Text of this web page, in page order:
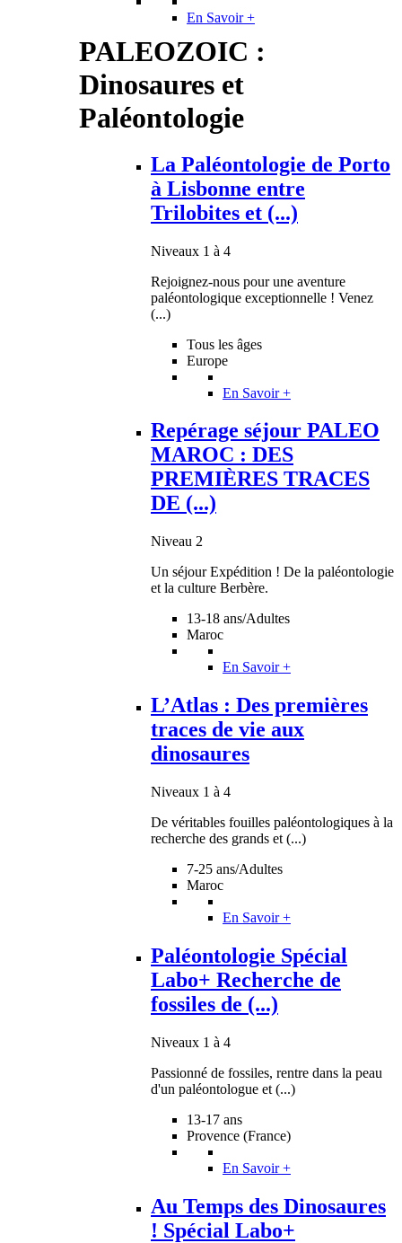
En Savoir +
PALEOZOIC :
Dinosaures et
Paléontologie
La Paléontologie de Porto
à Lisbonne entre
Trilobites et (...)
Niveaux 1 à 4
Rejoignez-nous pour une aventure
paléontologique exceptionnelle ! Venez
(...)
Tous les âges
Europe
En Savoir +
Repérage séjour PALEO
MAROC : DES
PREMIÈRES TRACES
DE (...)
Niveau 2
Un séjour Expédition ! De la paléontologie
et la culture Berbère.
13-18 ans/Adultes
Maroc
En Savoir +
L’Atlas : Des premières
traces de vie aux
dinosaures
Niveaux 1 à 4
De véritables fouilles paléontologiques à la
recherche des grands et (...)
7-25 ans/Adultes
Maroc
En Savoir +
Paléontologie Spécial
Labo+ Recherche de
fossiles de (...)
Niveaux 1 à 4
Passionné de fossiles, rentre dans la peau
d'un paléontologue et (...)
13-17 ans
Provence (France)
En Savoir +
Au Temps des Dinosaures
! Spécial Labo+